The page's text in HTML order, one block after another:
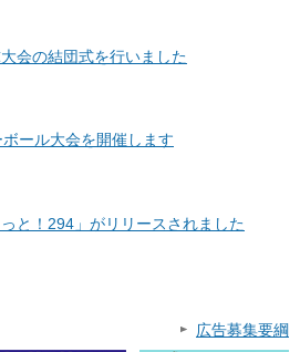
会の結団式を行いました
ール大会を開催します
と！294」がリリースされました
広告募集要綱